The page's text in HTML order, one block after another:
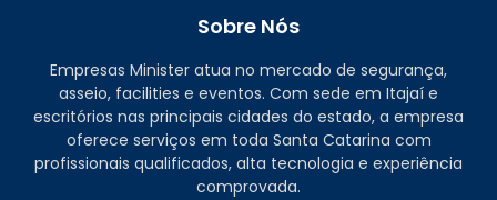
Sobre Nós
Empresas Minister atua no mercado de segurança,
asseio, facilities e eventos. Com sede em Itajaí e
escritórios nas principais cidades do estado, a empresa
oferece serviços em toda Santa Catarina com
profissionais qualificados, alta tecnologia e experiência
comprovada.